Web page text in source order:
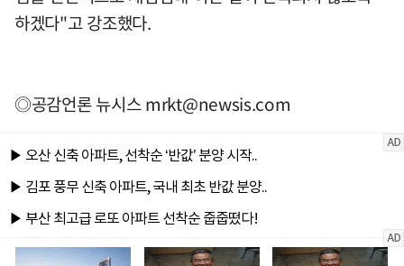
하겠다"고 강조했다.
◎공감언론 뉴시스mrkt@newsis.com